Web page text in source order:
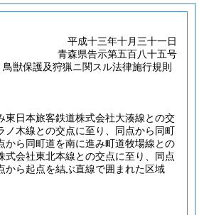
平成十三年十月三十一日
青森県告示第五百八十五号
獣保護及狩猟ニ関スル法律施行規則
東日本旅客鉄道株式会社大湊線との交
ノ木線との交点に至り、同点から同町
ら同町道を南に進み町道牧場線との
会社東北本線との交点に至り、同点
から起点を結ぶ直線で囲まれた区域